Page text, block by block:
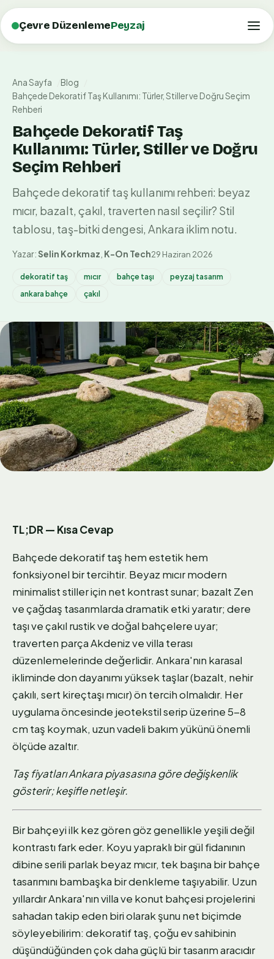
Çevre DüzenlemePeyzaj
Ana Sayfa
Blog
Bahçede Dekoratif Taş Kullanımı: Türler, Stiller ve Doğru Seçim
Rehberi
Bahçede Dekoratif Taş
Kullanımı: Türler, Stiller ve Doğru
Seçim Rehberi
Bahçede dekoratif taş kullanımı rehberi: beyaz
mıcır, bazalt, çakıl, traverten nasıl seçilir? Stil
tablosu, taş-bitki dengesi, Ankara iklim notu.
Yazar:Selin Korkmaz K-On Tech29 Haziran 2026
dekoratif taş mıcır bahçe taşı
peyzaj tasarım
ankara bahçe
çakıl
TL;DR — Kısa Cevap
Bahçede dekoratif taş hem estetik hem
fonksiyonel bir tercihtir. Beyaz mıcır modern
minimalist stiller için net kontrast sunar; bazalt Zen
ve çağdaş tasarımlarda dramatik etki yaratır; dere
taşı ve çakıl rustik ve doğal bahçelere uyar;
traverten parça Akdeniz ve villa terası
düzenlemelerinde değerlidir. Ankara'nın karasal
ikliminde don dayanımı yüksek taşlar (bazalt, nehir
çakılı, sert kireçtaşı mıcır) ön tercih olmalıdır. Her
uygulama öncesinde jeotekstil serip üzerine 5-8
cm taş koymak, uzun vadeli bakım yükünü önemli
ölçüde azaltır.
Taş fiyatları Ankara piyasasına göre değişkenlik
gösterir; keşifle netleşir.
Bir bahçeyi ilk kez gören göz genellikle yeşili değil
kontrastı fark eder. Koyu yapraklı bir gül fidanının
dibine serili parlak beyaz mıcır, tek başına bir bahçe
tasarımını bambaşka bir denkleme taşıyabilir. Uzun
yıllardır Ankara'nın villa ve konut bahçesi projelerini
sahadan takip eden biri olarak şunu net biçimde
söyleyebilirim: dekoratif taş, çoğu ev sahibinin
düşündüğünden çok daha güçlü bir tasarım aracıdır